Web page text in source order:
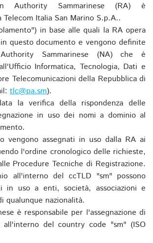
Authority Sammarinese (RA) è
Telecom Italia San Marino S.p.A..
in base alle quali la RA opera
questo documento e vengono definite
Sammarinese (NA) che è
Informatica, Tecnologia, Dati e
Telecomunicazioni della Repubblica di
tlc@pa.sm).
la verifica della rispondenza delle
in uso dei nomi a dominio al
vengono assegnati in uso dalla RA ai
l'ordine cronologico delle richieste,
Procedure Tecniche di Registrazione.
all'interno del ccTLD "sm" possono
in uso a enti, società, associazioni e
qualunque nazionalità.
è responsabile per l'assegnazione di
all'interno del country code "sm" (ISO